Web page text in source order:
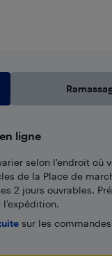
ligne
selon l'endroit où
de la Place de
2 jours ouvrables.
sur les